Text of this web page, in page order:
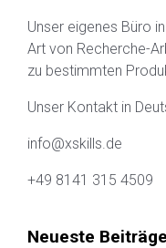
Unser eigenes Büro
Art von Recherche-
zu bestimmten
Unser Kontakt in
info@xskills.de
+49 8141 315 4509
Neueste Beiträge